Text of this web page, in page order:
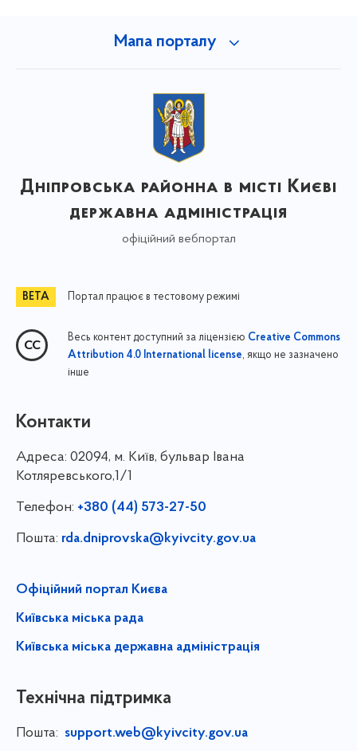
Мапа порталу
Дніпровська районна в місті Києві
державна адміністрація
офіційний вебпортал
Портал працює в тестовому режимі
Весь контент доступний за ліцензією Creative Commons
Attribution 4.0 International license, якщо не зазначено
інше
Контакти
Адреса: 02094, м. Київ, бульвар Івана
Котляревського,1/1
Телефон: +380 (44) 573-27-50
Пошта: rda.dniprovska@kyivcity.gov.ua
Офіційний портал Києва
Київська міська рада
Київська міська державна адміністрація
Технічна підтримка
Пошта: support.web@kyivcity.gov.ua